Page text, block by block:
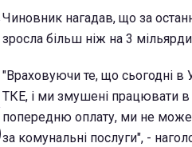
Чиновник нагадав, що за
зросла більш ніж на 3
"Враховуючи те, що сьогодні в
ТКЕ, і ми змушені працювати в
попередню оплату, ми не
за комунальні послуги", -